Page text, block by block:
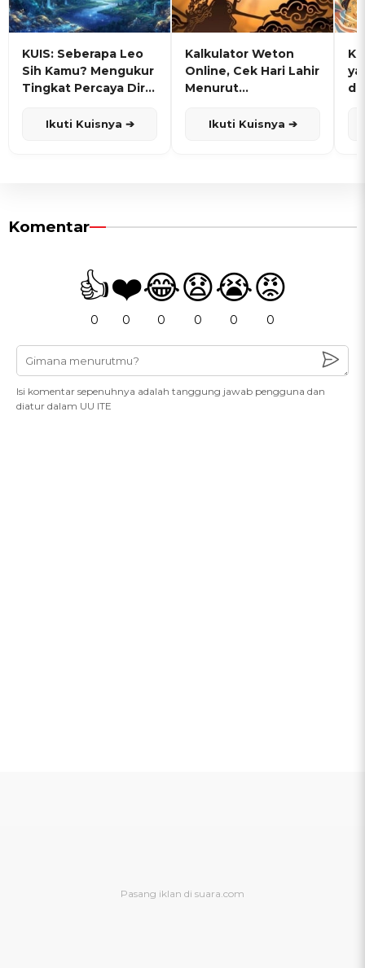
KUIS: Seberapa Leo
Sih Kamu? Mengukur
Tingkat Percaya Diri
Ikuti Kuisnya ➔
Kalkulator Weton
Online, Cek Hari Lahir
Menurut
Ikuti Kuisnya ➔
Komentar
👍
0
❤️
0
😂
0
😧
0
😭
0
😡
0
Isi komentar sepenuhnya adalah tanggung jawab pengguna dan
diatur dalam UU ITE